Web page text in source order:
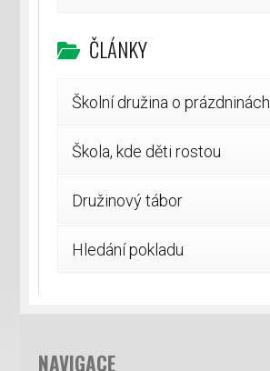
ČLÁNKY
Školní družina o prázdninách
Škola, kde děti rostou
Družinový tábor
Hledání pokladu
NAVIGACE